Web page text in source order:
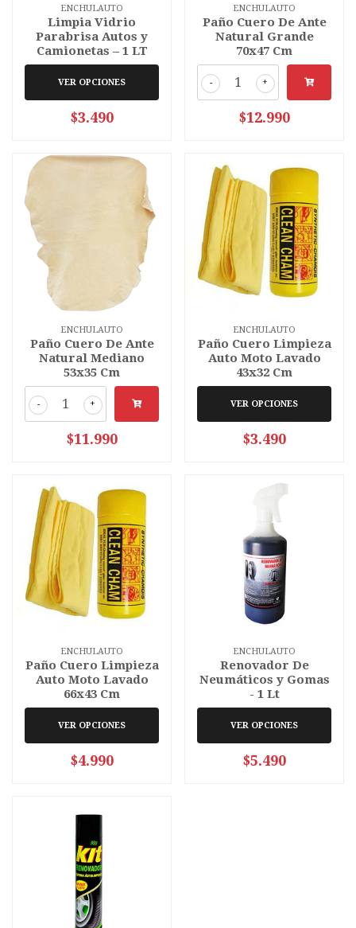
ENCHULAUTO
Limpia Vidrio
Parabrisa Autos y
Camionetas – 1 LT
VER OPCIONES
$3.490
ENCHULAUTO
Paño Cuero De Ante
Natural Grande
70x47 Cm
+
-
$12.990
ENCHULAUTO
Paño Cuero De Ante
Natural Mediano
53x35 Cm
+
-
$11.990
ENCHULAUTO
Paño Cuero Limpieza
Auto Moto Lavado
43x32 Cm
VER OPCIONES
$3.490
ENCHULAUTO
Paño Cuero Limpieza
Auto Moto Lavado
66x43 Cm
VER OPCIONES
$4.990
ENCHULAUTO
Renovador De
Neumáticos y Gomas
- 1 Lt
VER OPCIONES
$5.490